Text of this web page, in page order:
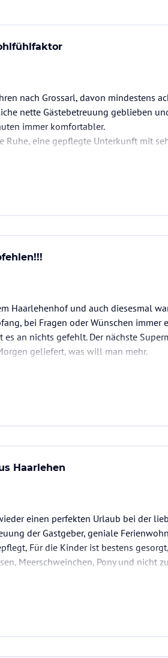
nach Grossarl, davon mindestens
nette Gästebetreuung geblieben
immer komfortabler.
Ruhe, eine gepflegte Unterkunft mit
alles ist fußläufig oder mit dem
Haarlehenhof und auch diesesmal
bei Fragen oder Wünschen
es an nichts gefehlt. Der nächste
geliefert, was will man mehr.
Haarlehen
einen perfekten Urlaub bei der
der Gastgeber, geniale
Für die Kinder ist bestens
Meerschweinchen, Pony und nicht